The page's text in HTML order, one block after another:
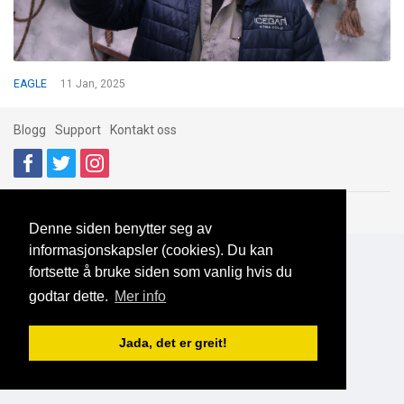
Denne siden benytter seg av
informasjonskapsler (cookies). Du kan
fortsette å bruke siden som vanlig hvis du
godtar dette. Mer info
Jada, det er greit!
EAGLE 11 Jan, 2025
Blogg Support Kontakt oss